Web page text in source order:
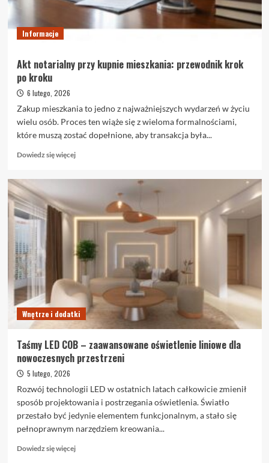
kiedy
je
Informacje
Akt notarialny przy kupnie mieszkania: przewodnik krok
po kroku
6 lutego, 2026
Zakup mieszkania to jedno z najważniejszych wydarzeń w życiu
wielu osób. Proces ten wiąże się z wieloma formalnościami,
które muszą zostać dopełnione, aby transakcja była...
Dowiedz się więcejDowiedz
Akt
notarialny
przy
mieszkania:
przewodnik
po
kroku
Wnętrze i dodatki
Taśmy LED COB – zaawansowane oświetlenie liniowe dla
nowoczesnych przestrzeni
5 lutego, 2026
Rozwój technologii LED w ostatnich latach całkowicie zmienił
sposób projektowania i postrzegania oświetlenia. Światło
przestało być jedynie elementem funkcjonalnym, a stało się
pełnoprawnym narzędziem kreowania...
Dowiedz się więcejDowiedz